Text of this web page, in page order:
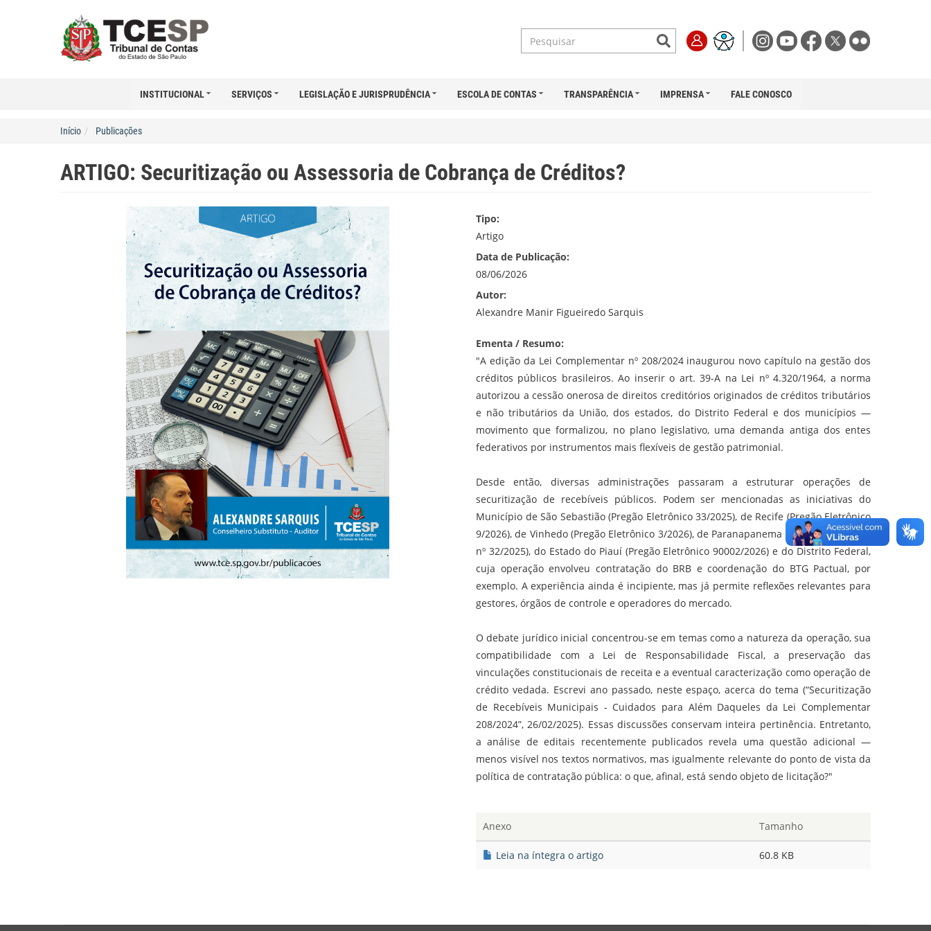
INSTITUCIONAL SERVIÇOS LEGISLAÇÃO E JURISPRUDÊNCIA ESCOLA DE CONTAS TRANSPARÊNCIA IMPRENSA FALE CONOSCO
Início Publicações
ARTIGO: Securitização ou Assessoria de Cobrança de Créditos?
Tipo:
Artigo
Data de Publicação:
08/06/2026
Autor:
Alexandre Manir Figueiredo Sarquis
Ementa / Resumo:
"A edição da Lei Complementar nº 208/2024 inaugurou novo capítulo na gestão dos
créditos públicos brasileiros. Ao inserir o art. 39-A na Lei nº 4.320/1964, a norma
autorizou a cessão onerosa de direitos creditórios originados de créditos tributários
e não tributários da União, dos estados, do Distrito Federal e dos municípios —
movimento que formalizou, no plano legislativo, uma demanda antiga dos entes
federativos por instrumentos mais flexíveis de gestão patrimonial.
Desde então, diversas administrações passaram a estruturar operações de
securitização de recebíveis públicos. Podem ser mencionadas as iniciativas do
Município de São Sebastião (Pregão Eletrônico 33/2025), de Recife (Pregão Eletrônico
9/2026), de Vinhedo (Pregão Eletrônico 3/2026), de Paranapanema (Pregão Presencial
nº 32/2025), do Estado do Piauí (Pregão Eletrônico 90002/2026) e do Distrito Federal,
cuja operação envolveu contratação do BRB e coordenação do BTG Pactual, por
exemplo. A experiência ainda é incipiente, mas já permite reflexões relevantes para
gestores, órgãos de controle e operadores do mercado.
O debate jurídico inicial concentrou-se em temas como a natureza da operação, sua
compatibilidade com a Lei de Responsabilidade Fiscal, a preservação das
vinculações constitucionais de receita e a eventual caracterização como operação de
crédito vedada. Escrevi ano passado, neste espaço, acerca do tema (“Securitização
de Recebíveis Municipais - Cuidados para Além Daqueles da Lei Complementar
208/2024”, 26/02/2025). Essas discussões conservam inteira pertinência. Entretanto,
a análise de editais recentemente publicados revela uma questão adicional —
menos visível nos textos normativos, mas igualmente relevante do ponto de vista da
política de contratação pública: o que, afinal, está sendo objeto de licitação?"
Anexo Tamanho
Leia na íntegra o artigo 60.8 KB